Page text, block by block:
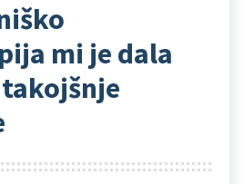
mi je dala